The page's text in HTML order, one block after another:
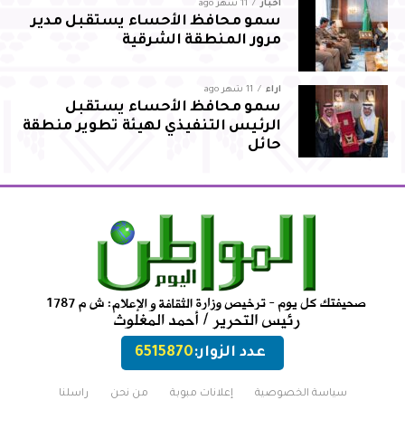
أخبار 11 شهر ago
سمو محافظ الأحساء يستقبل مدير
مرور المنطقة الشرقية
آراء 11 شهر ago
سمو محافظ الأحساء يستقبل
الرئيس التنفيذي لهيئة تطوير منطقة
حائل
عدد الزوار:6515870
سياسة الخصوصية إعلانات مبوبة من نحن راسلنا